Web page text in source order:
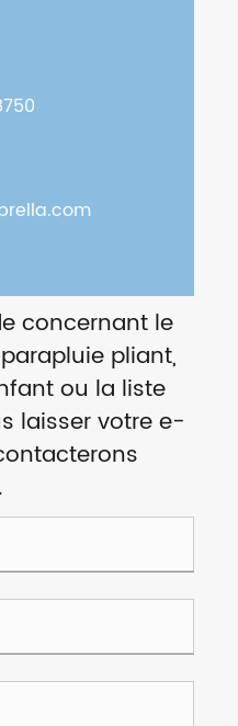
concernant le
pliant,
ou la liste
laisser votre e-